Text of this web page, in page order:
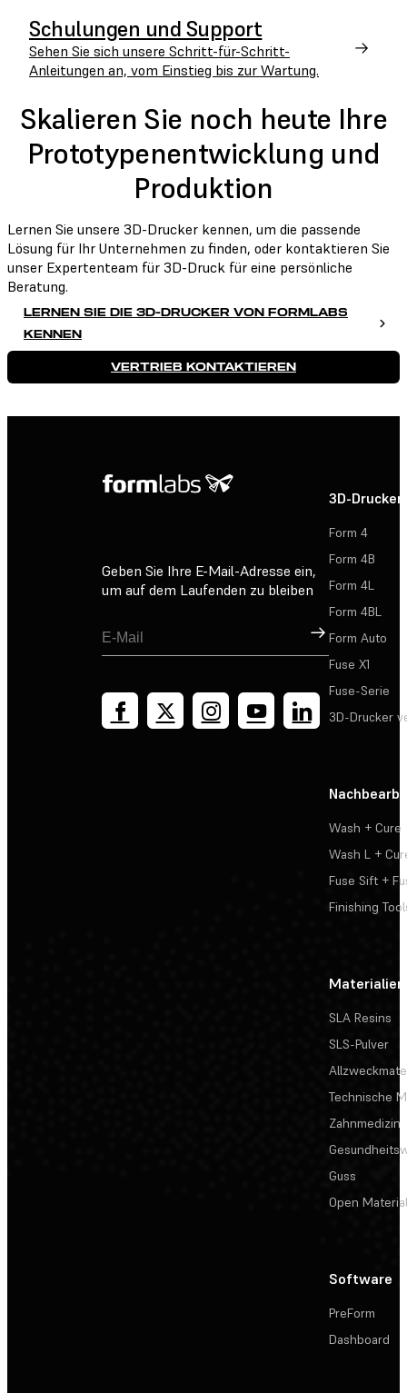
Schulungen und Support
Sehen Sie sich unsere Schritt-für-Schritt-
Anleitungen an, vom Einstieg bis zur Wartung.
Skalieren Sie noch heute Ihre
Prototypenentwicklung und
Produktion
Lernen Sie unsere 3D-Drucker kennen, um die passende
Lösung für Ihr Unternehmen zu finden, oder kontaktieren Sie
unser Expertenteam für 3D-Druck für eine persönliche
Beratung.
LERNEN SIE DIE 3D-DRUCKER VON FORMLABS
KENNEN
VERTRIEB KONTAKTIEREN
Geben Sie Ihre E-Mail-Adresse ein,
um auf dem Laufenden zu bleiben
Registrieren
3D-Drucker
Form 4
Form 4B
Form 4L
Form 4BL
Form Auto
Fuse X1
Fuse-Serie
3D-Drucker
Wash + Cure
Wash L +
Fuse Sift +
Finishing
Materialien
SLA Resins
SLS-Pulver
Technische
Zahnmedizin
Guss
Open
Software
PreForm
Dashboard